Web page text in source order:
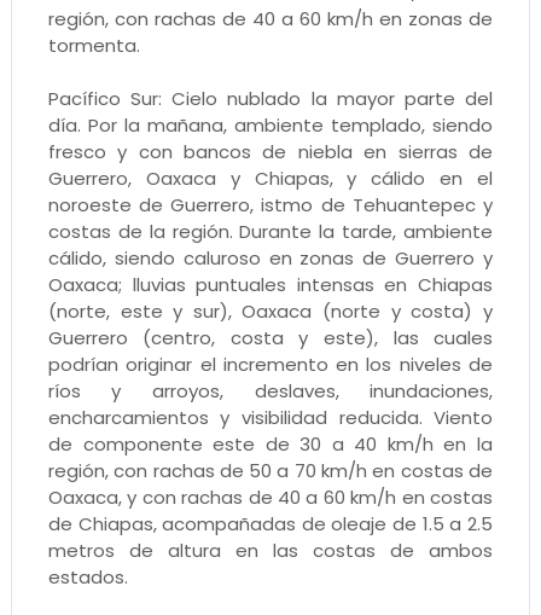
región, con rachas de 40 a 60 km/h en zonas de
tormenta.
Pacífico Sur: Cielo nublado la mayor parte del
día. Por la mañana, ambiente templado, siendo
fresco y con bancos de niebla en sierras de
Guerrero, Oaxaca y Chiapas, y cálido en el
noroeste de Guerrero, istmo de Tehuantepec y
costas de la región. Durante la tarde, ambiente
cálido, siendo caluroso en zonas de Guerrero y
Oaxaca; lluvias puntuales intensas en Chiapas
(norte, este y sur), Oaxaca (norte y costa) y
Guerrero (centro, costa y este), las cuales
podrían originar el incremento en los niveles de
ríos y arroyos, deslaves, inundaciones,
encharcamientos y visibilidad reducida. Viento
de componente este de 30 a 40 km/h en la
región, con rachas de 50 a 70 km/h en costas de
Oaxaca, y con rachas de 40 a 60 km/h en costas
de Chiapas, acompañadas de oleaje de 1.5 a 2.5
metros de altura en las costas de ambos
estados.